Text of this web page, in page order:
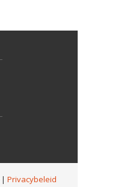
| Privacybeleid